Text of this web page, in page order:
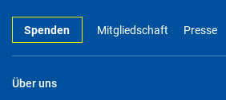
Spenden Mitgliedschaft Presse
Über uns